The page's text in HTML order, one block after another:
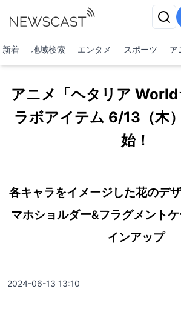
新着 地域検索 エンタメ スポーツ ア
アニメ「ヘタリア
ラボアイテム 6/13（木
始！
各キャラをイメージした花のデ
マホショルダー&フラグメント
インアップ
2024-06-13 13:10